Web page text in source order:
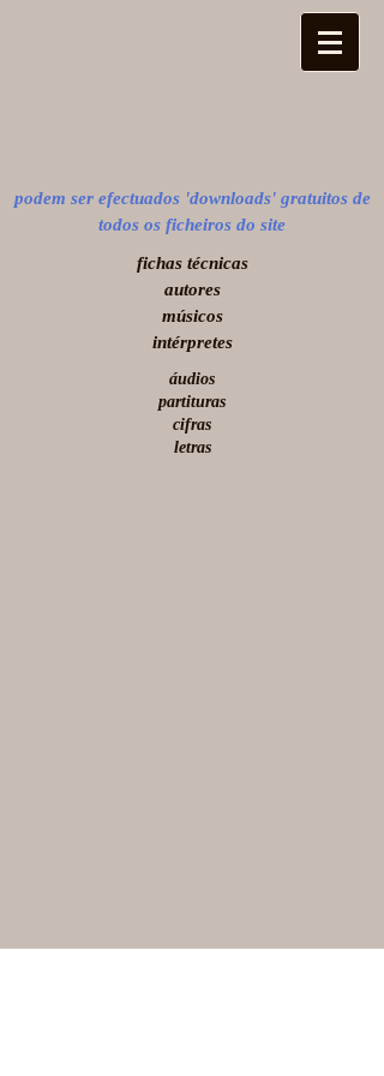
podem ser efectuados 'downloads' gratuitos de
todos os ficheiros do site
​fichas técnicas
autores
músicos
intérpretes
áudios
partituras
cifras
letras